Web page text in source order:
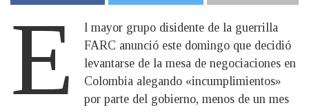
E
l mayor grupo disidente de la guerrilla
FARC anunció este domingo que decidió
levantarse de la mesa de negociaciones en
Colombia alegando «incumplimientos»
por parte del gobierno, menos de un mes